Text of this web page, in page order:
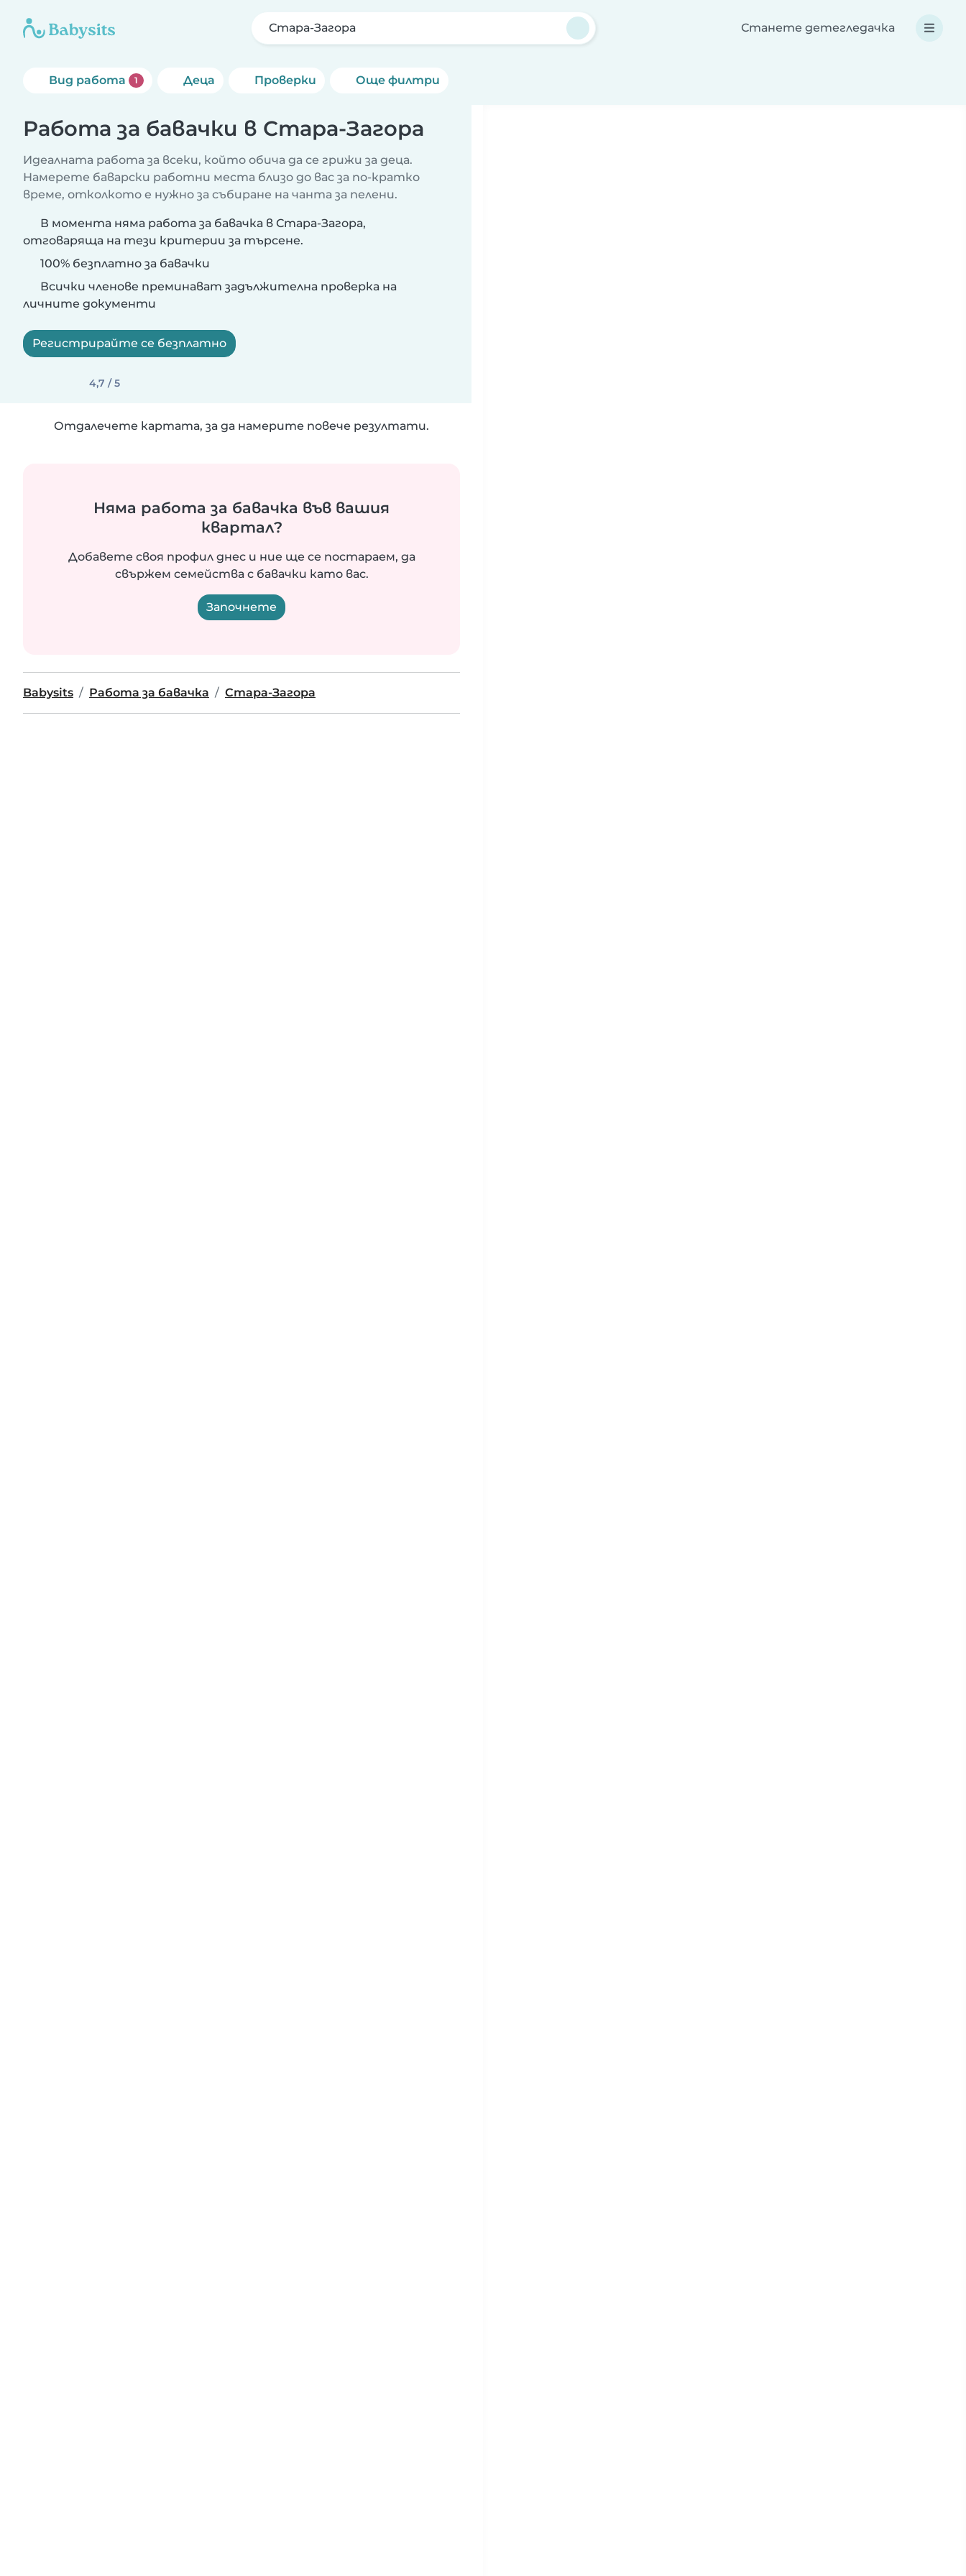
Стара-Загора Станете детегледачка
Вид работа 1 Деца Проверки Още филтри
Работа за бавачки в Стара-Загора
Идеалната работа за всеки, който обича да се грижи за деца.
Намерете баварски работни места близо до вас за по-кратко
време, отколкото е нужно за събиране на чанта за пелени.
В момента няма работа за бавачка в Стара-Загора,
отговаряща на тези критерии за търсене.
100% безплатно за бавачки
Всички членове преминават задължителна проверка на
личните документи
Регистрирайте се безплатно
4,7 / 5
Отдалечете картата, за да намерите повече резултати.
Няма работа за бавачка във вашия
квартал?
Добавете своя профил днес и ние ще се постараем, да
свържем семейства с бавачки като вас.
Започнете
Babysits Работа за бавачка Стара-Загора